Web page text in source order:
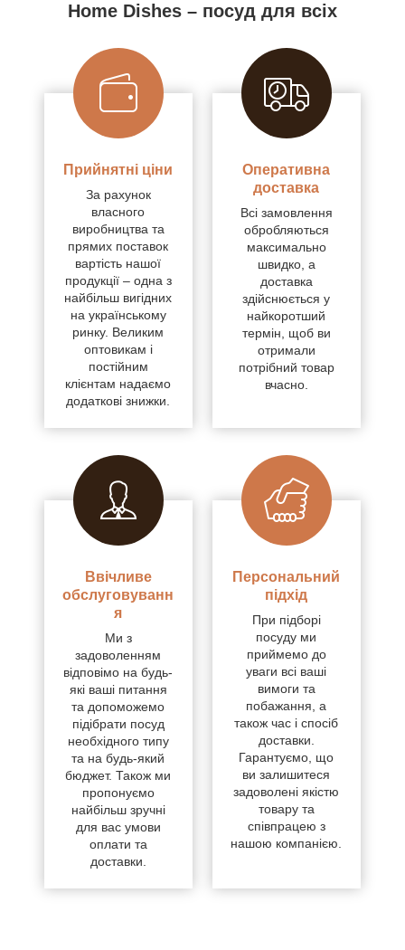
Home Dishes – посуд для всіх
Прийнятні ціни
За рахунок
власного
виробництва та
прямих поставок
вартість нашої
продукції – одна з
найбільш вигідних
на українському
ринку. Великим
оптовикам і
постійним
клієнтам надаємо
додаткові знижки.
Оперативна
доставка
Всі замовлення
обробляються
максимально
швидко, а
доставка
здійснюється у
найкоротший
термін, щоб ви
отримали
потрібний товар
вчасно.
Ввічливе
обслуговуванн
я
Ми з
задоволенням
відповімо на будь-
які ваші питання
та допоможемо
підібрати посуд
необхідного типу
та на будь-який
бюджет. Також ми
пропонуємо
найбільш зручні
для вас умови
оплати та
доставки.
Персональний
підхід
При підборі
посуду ми
приймемо до
уваги всі ваші
вимоги та
побажання, а
також час і спосіб
доставки.
Гарантуємо, що
ви залишитеся
задоволені якістю
товару та
співпрацею з
нашою компанією.